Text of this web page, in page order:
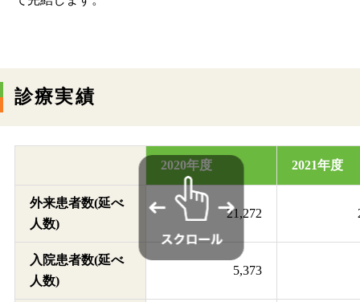
診療実績
2020年度 2021年度
外来患者数(延べ
人数)
21,272
入院患者数(延べ
人数)
5,373